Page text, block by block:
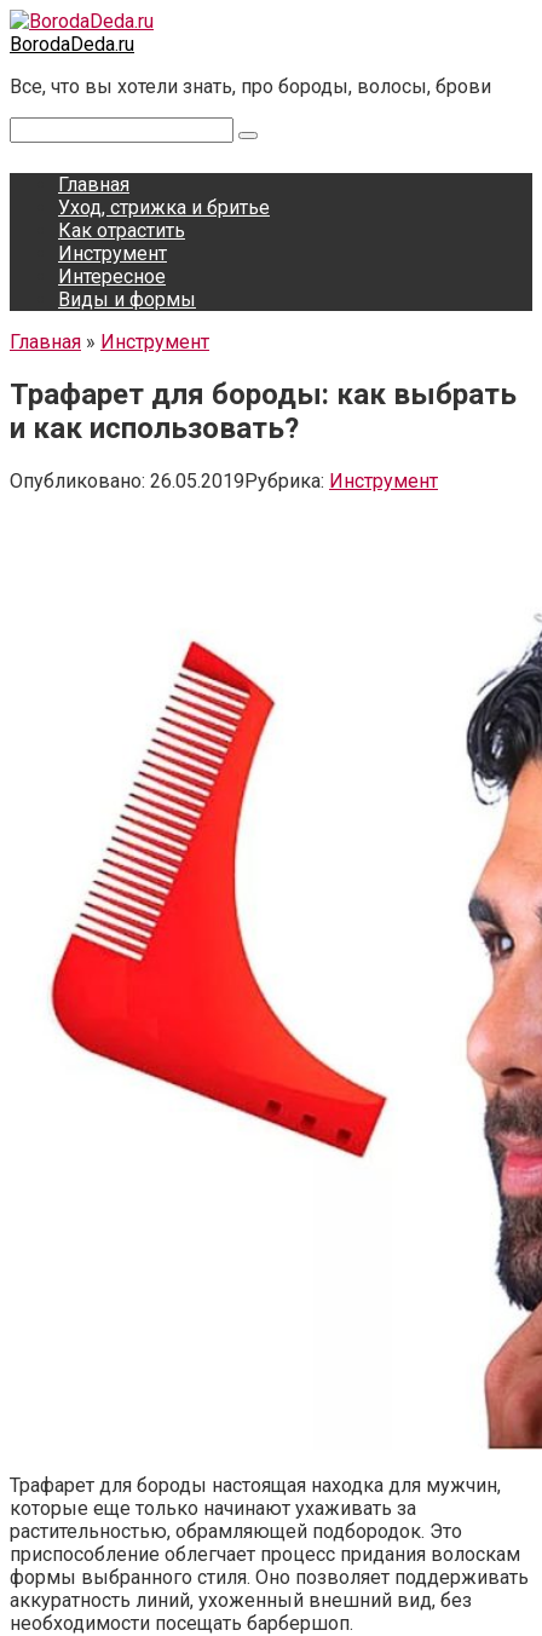
Перейти
к
BorodaDeda.ru
Все, что вы хотели знать, про бороды, волосы, брови
Главная
Уход, стрижка и бритье
Как отрастить
Инструмент
Интересное
Виды и формы
Главная » Инструмент
Трафарет для бороды: как выбрать
и как использовать?
Опубликовано: 26.05.2019Рубрика: Инструмент
Трафарет для бороды настоящая находка для мужчин,
которые еще только начинают ухаживать за
растительностью, обрамляющей подбородок. Это
приспособление облегчает процесс придания волоскам
формы выбранного стиля. Оно позволяет поддерживать
аккуратность линий, ухоженный внешний вид, без
необходимости посещать барбершоп.